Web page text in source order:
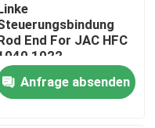
End For JAC HFC
1022
Anfrage absenden